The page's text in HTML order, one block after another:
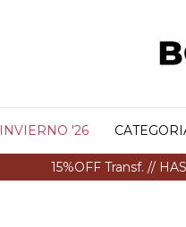
SALE
INVIERNO '26